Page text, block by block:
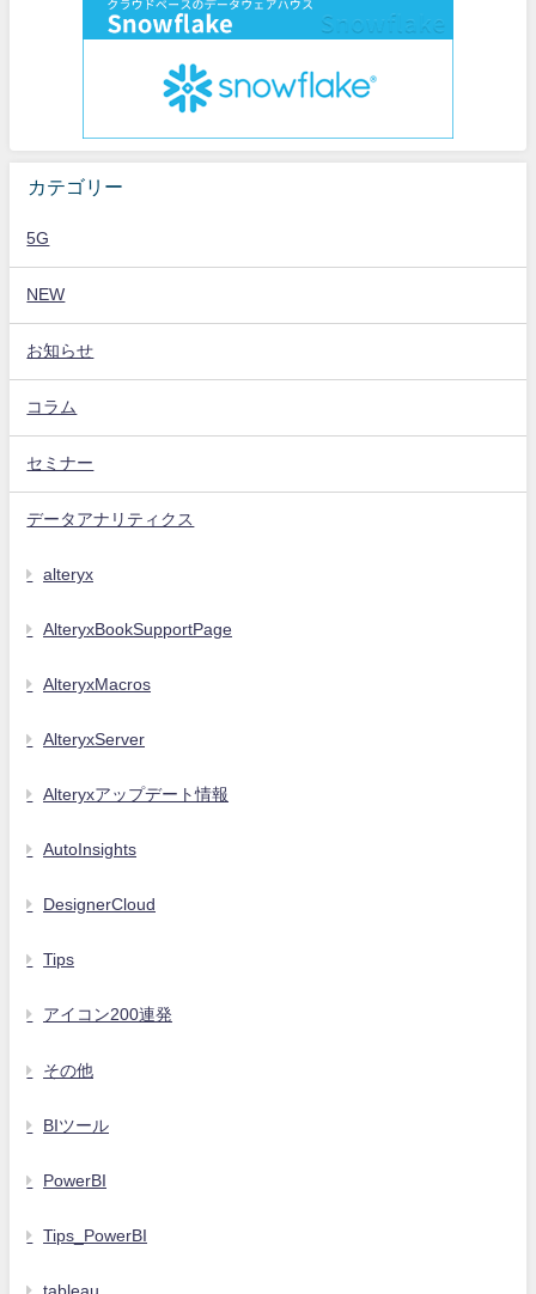
カテゴリー
5G
NEW
お知らせ
コラム
セミナー
データアナリティクス
alteryx
AlteryxBookSupportPage
AlteryxMacros
AlteryxServer
Alteryxアップデート情報
AutoInsights
DesignerCloud
Tips
アイコン200連発
その他
BIツール
PowerBI
Tips_PowerBI
tableau